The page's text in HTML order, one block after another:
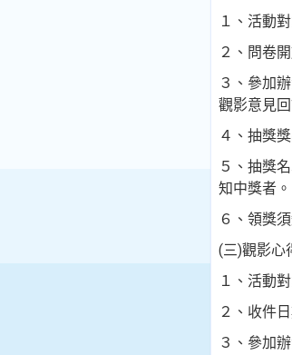
１、活動
２、問卷
３、參加
觀影意見
４、抽獎
５、抽獎
知中獎者。
６、領獎
(三)觀影心
１、活動
２、收件
３、參加